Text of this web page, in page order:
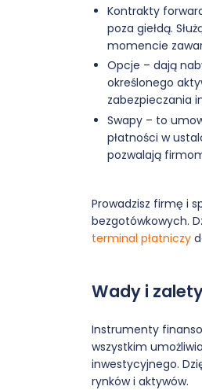
Kontrakty
poza giełdą.
momencie
Opcje – dają
określonego
zabezpieczania
Swapy – to
płatności w
pozwalają
Prowadzisz firmę i
bezgotówkowych.
terminal płatniczy
Wady i
Instrumenty
wszystkim
inwestycyjnego.
rynków i aktywów.